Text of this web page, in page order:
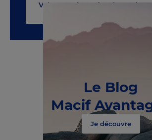
Voir toute la catégorie
Le Blog
Macif
Je découvre